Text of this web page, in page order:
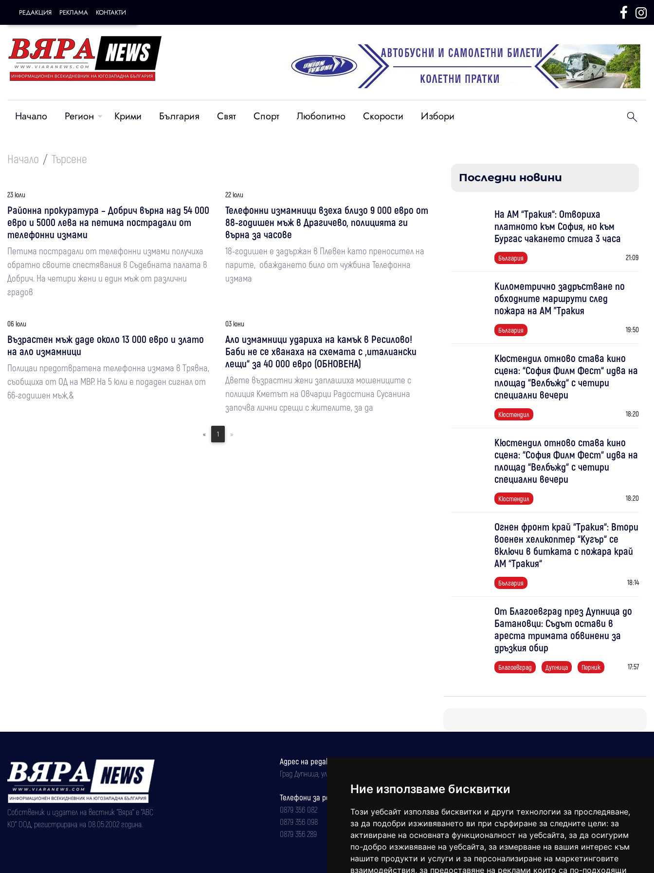
Ние използваме бисквитки
Този уебсайт използва бисквитки и други технологии за проследяване,
за да подобри изживяването ви при сърфиране за следните цели: за
активиране на основната функционалност на уебсайта, за да осигурим
по-добро изживяване на уебсайта, за измерване на вашия интерес към
нашите продукти и услуги и за персонализиране на маркетинговите
взаимодействия, за предоставяне на реклами които са по-подходящи
РЕДАКЦИЯ РЕКЛАМА КОНТАКТИ
Начало Регион Крими България Свят Спорт Любопитно Скорости Избори
Начало Търсене
23 юли
Районна прокуратура – Добрич върна над 54 000
евро и 5000 лева на петима пострадали от
телефонни измами
Петима пострадали от телефонни измами получиха
обратно своите спестявания в Съдебната палата в
Добрич. На четири жени и един мъж от различни
градов
22 юли
Телефонни измамници взеха близо 9 000 евро от
88-годишен мъж в Драгичево, полицията ги
върна за часове
18-годишен е задържан в Плевен като преносител на
парите, обаждането било от чужбина Телефонна
измама
06 юли
Възрастен мъж даде около 13 000 евро и злато
на ало измамници
Полицаи предотвратена телефонна измама в Трявна,
съобщиха от ОД на МВР. На 5 юли е подаден сигнал от
66-годишен мъж,&
03 юни
Ало измамници удариха на камък в Ресилово!
Баби не се хванаха на схемата с „италиански
лещи“ за 40 000 евро (ОБНОВЕНА)
Двете възрастни жени заплашиха мошениците с
полиция Кметът на Овчарци Радостина Сусанина
започва лични срещи с жителите, за да
« 1 »
Последни новини
На АМ “Тракия“: Отвориха
платното към София, но към
Бургас чакането стига 3 часа
България 21:09
Километрично задръстване по
обходните маршрути след
пожара на АМ "Тракия
България 19:50
Кюстендил отново става кино
сцена: “София Филм Фест“ идва на
площад “Велбъжд“ с четири
специални вечери
Кюстендил 18:20
Кюстендил отново става кино
сцена: “София Филм Фест“ идва на
площад “Велбъжд“ с четири
специални вечери
Кюстендил 18:20
Огнен фронт край “Тракия“: Втори
военен хеликоптер “Кугър“ се
включи в битката с пожара край
АМ “Тракия“
България 18:14
От Благоевград през Дупница до
Батановци: Съдът остави в
ареста тримата обвинени за
дръзкия обир
Благоевград Дупница Перник 17:57
Собственик и издател на вестник "Вяра" е "АВС
КО" ООД, регистрирана на 08.05.2002 година.
Адрес на редакцията
Град Дупница, ул.''Христо Ботев" 43
Телефони за реклама и абонаменти
0879 356 082
0879 356 098
0879 356 289
balgarkanews@gmail.com